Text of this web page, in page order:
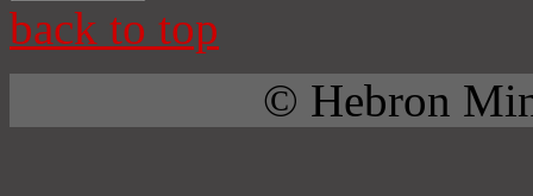
back to top
© Hebron